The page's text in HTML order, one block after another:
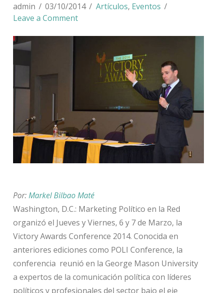
admin 03/10/2014 Artículos, Eventos
Leave a Comment
Por:Markel Bilbao Maté
Washington, D.C.: Marketing Político en la Red
organizó el Jueves y Viernes, 6 y 7 de Marzo, la
Victory Awards Conference 2014. Conocida en
anteriores ediciones como POLI Conference, la
conferencia reunió en la George Mason University
a expertos de la comunicación política con líderes
políticos y profesionales del sector bajo el eje